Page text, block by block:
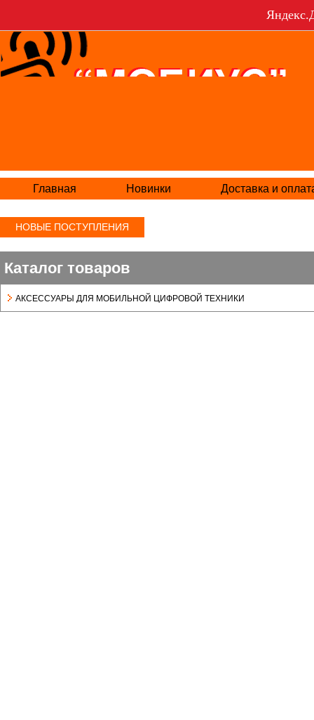
Главная Новинки Доставка и
НОВЫЕ ПОСТУПЛЕНИЯ
Каталог товаров
АКСЕСCУАРЫ ДЛЯ МОБИЛЬНОЙ ЦИФРОВОЙ ТЕХНИКИ